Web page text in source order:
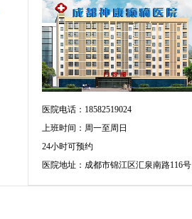
医院电话：18582519024
上班时间：周一至周日
24小时可预约
医院地址：成都市锦江区汇泉南路116号